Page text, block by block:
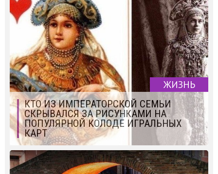
ЖИЗНЬ
КТО ИЗ ИМПЕРАТОРСКОЙ СЕМЬИ
СКРЫВАЛСЯ ЗА РИСУНКАМИ НА
ПОПУЛЯРНОЙ КОЛОДЕ ИГРАЛЬНЫХ
КАРТ